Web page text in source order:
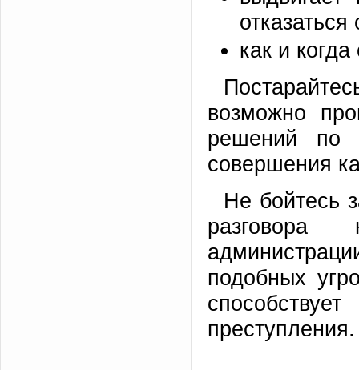
как и
возможно
решений по
совершения
Не бойтесь
подобных
преступления.